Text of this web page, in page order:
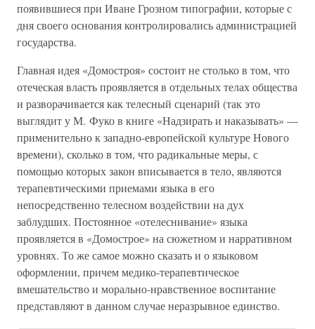
появившиеся при Иване Грозном типографии, которые с
дня своего основания контролировались администрацией
государства.
Главная идея «Домостроя» состоит не столько в том, что
отеческая власть проявляется в отдельных телах общества
и разворачивается как телесный сценарий (так это
выглядит у М. Фуко в книге «Надзирать и наказывать» —
применительно к западно-европейской культуре Нового
времени), сколько в том, что радикальные меры, с
помощью которых закон вписывается в тело, являются
терапевтическими приемами языка в его
непосредственно телесном воздействии на дух
заблудших. Постоянное «отелеснивание» языка
проявляется в «Домострое» на сюжетном и нарративном
уровнях. То же самое можно сказать и о языковом
оформлении, причем медико-терапевтическое
вмешательство и морально-нравственное воспитание
представляют в данном случае неразрывное единство.